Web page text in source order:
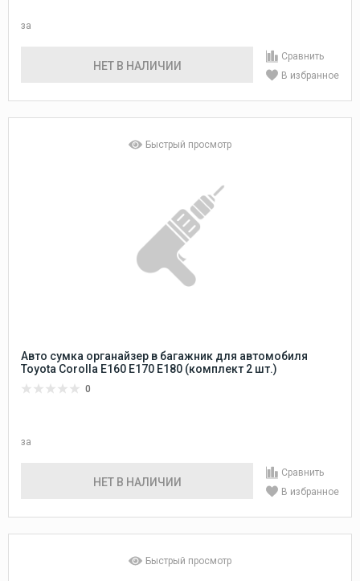
за
НЕТ В НАЛИЧИИ
Сравнить
В избранное
Быстрый просмотр
Авто сумка органайзер в багажник для автомобиля
Toyota Corolla E160 E170 E180 (комплект 2 шт.)
0
за
НЕТ В НАЛИЧИИ
Сравнить
В избранное
Быстрый просмотр